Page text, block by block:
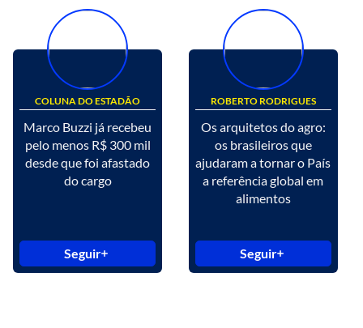
COLUNA DO ESTADÃO
Marco Buzzi já recebeu
pelo menos R$ 300 mil
desde que foi afastado
do cargo
Seguir
ROBERTO RODRIGUES
Os arquitetos do agro:
os brasileiros que
ajudaram a tornar o País
a referência global em
alimentos
Seguir